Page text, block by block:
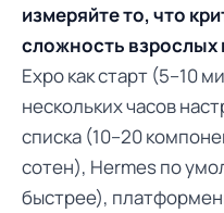
измеряйте то, что
сложность взрослых
Expo как старт (5–10
нескольких часов
списка (10–20
сотен), Hermes по
быстрее),